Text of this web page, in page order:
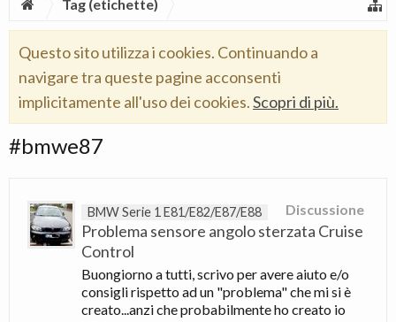
Tag (etichette)
Questo sito utilizza i cookies. Continuando a
navigare tra queste pagine acconsenti
implicitamente all'uso dei cookies.Scopri di più.
#bmwe87
Discussione
BMW Serie 1 E81/E82/E87/E88
Problema sensore angolo sterzata Cruise
Control
Buongiorno a tutti, scrivo per avere aiuto e/o
consigli rispetto ad un "problema" che mi si è
creato...anzi che probabilmente ho creato io